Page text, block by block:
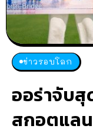
ข่าวรอบโลก
ออร่าจับ
สกอตแล